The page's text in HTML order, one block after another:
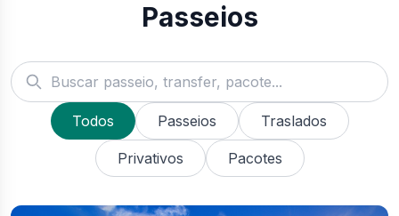
Passeios
Todos Passeios Traslados
Privativos Pacotes